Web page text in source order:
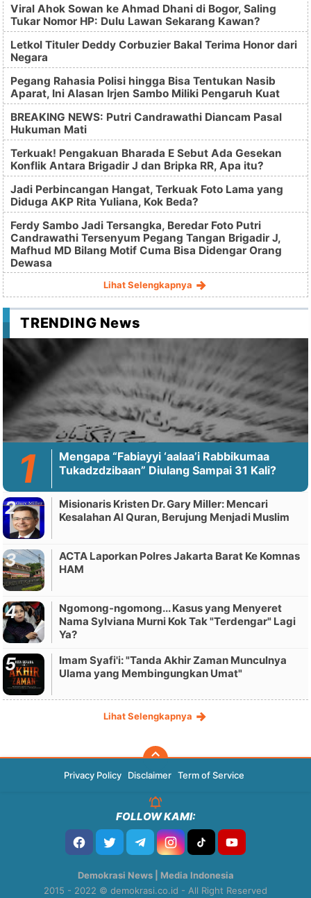
Viral Ahok Sowan ke Ahmad Dhani di Bogor, Saling
Tukar Nomor HP: Dulu Lawan Sekarang Kawan?
Letkol Tituler Deddy Corbuzier Bakal Terima Honor dari
Negara
Pegang Rahasia Polisi hingga Bisa Tentukan Nasib
Aparat, Ini Alasan Irjen Sambo Miliki Pengaruh Kuat
BREAKING NEWS: Putri Candrawathi Diancam Pasal
Hukuman Mati
Terkuak! Pengakuan Bharada E Sebut Ada Gesekan
Konflik Antara Brigadir J dan Bripka RR, Apa itu?
Jadi Perbincangan Hangat, Terkuak Foto Lama yang
Diduga AKP Rita Yuliana, Kok Beda?
Ferdy Sambo Jadi Tersangka, Beredar Foto Putri
Candrawathi Tersenyum Pegang Tangan Brigadir J,
Mafhud MD Bilang Motif Cuma Bisa Didengar Orang
Dewasa
Lihat Selengkapnya
TRENDING News
Mengapa “Fabiayyi ‘aalaa’i Rabbikumaa
Tukadzdzibaan” Diulang Sampai 31 Kali?
Misionaris Kristen Dr. Gary Miller: Mencari
Kesalahan Al Quran, Berujung Menjadi Muslim
ACTA Laporkan Polres Jakarta Barat Ke Komnas
HAM
Ngomong-ngomong... Kasus yang Menyeret
Nama Sylviana Murni Kok Tak "Terdengar" Lagi
Ya?
Imam Syafi'i: "Tanda Akhir Zaman Munculnya
Ulama yang Membingungkan Umat"
Lihat Selengkapnya
Privacy Policy Disclaimer Term of Service
FOLLOW KAMI:
Demokrasi News | Media Indonesia
2015 - 2022 © demokrasi.co.id - All Right Reserved